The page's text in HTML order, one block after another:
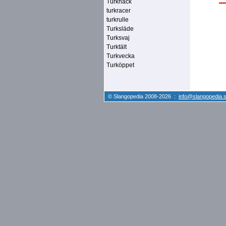
Turknack
turkracer
turkrulle
Turksläde
Turksvaj
Turktält
Turkvecka
Turköppet
© Slangopedia 2008-2026 :